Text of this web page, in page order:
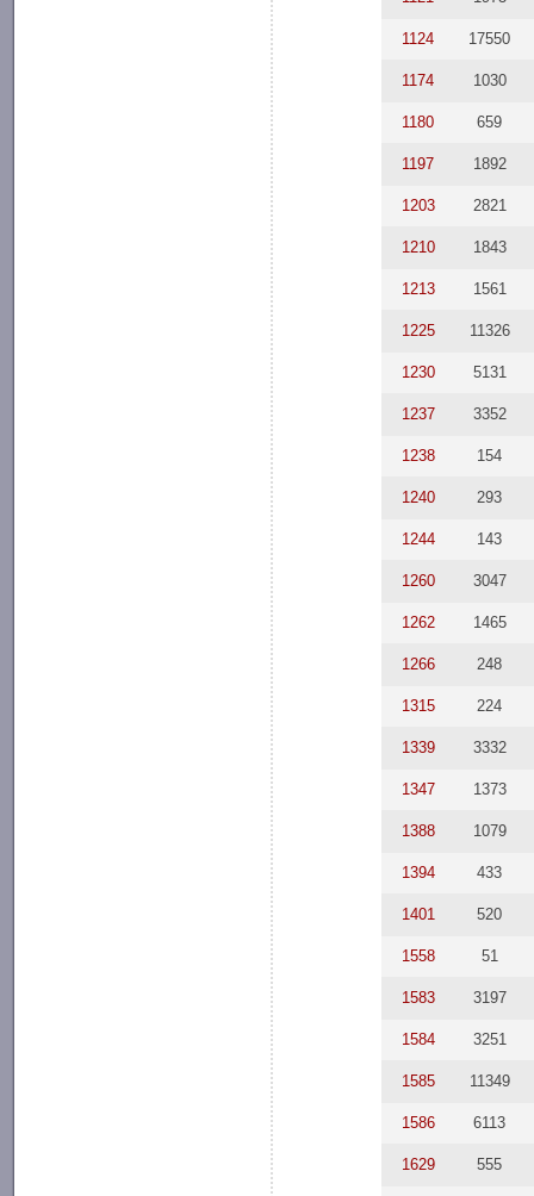
1124 17550
1174 1030
1180 659
1197 1892
1203 2821
1210 1843
1213 1561
1225 11326
1230 5131
1237 3352
1238 154
1240 293
1244 143
1260 3047
1262 1465
1266 248
1315 224
1339 3332
1347 1373
1388 1079
1394 433
1401 520
1558 51
1583 3197
1584 3251
1585 11349
1586 6113
1629 555